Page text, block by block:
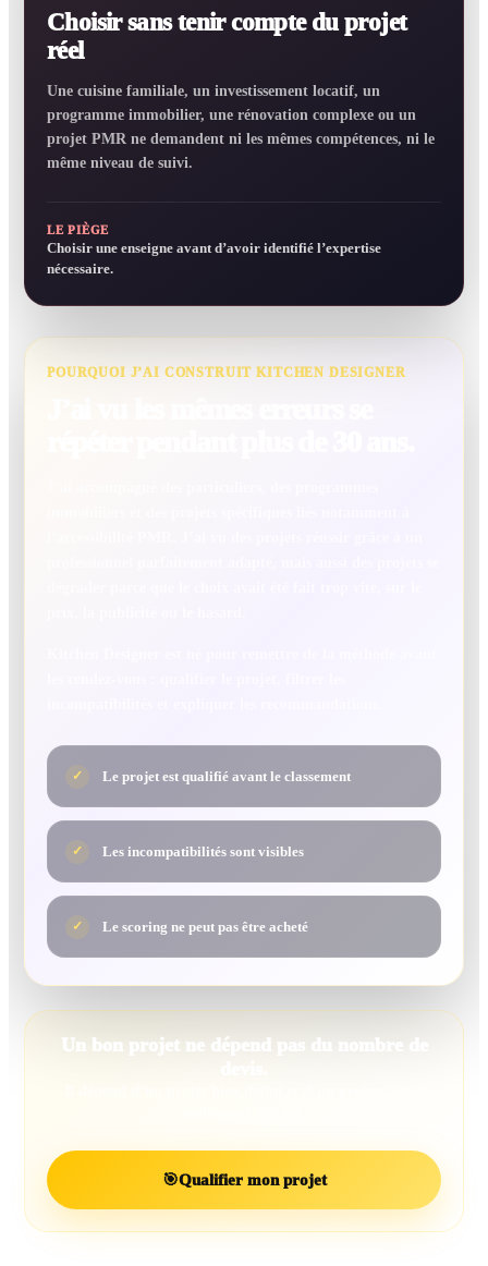
Choisir sans tenir compte du projet
réel
Une cuisine familiale, un investissement locatif, un
programme immobilier, une rénovation complexe ou un
projet PMR ne demandent ni les mêmes compétences, ni le
même niveau de suivi.
LE PIÈGE
Choisir une enseigne avant d’avoir identifié l’expertise
nécessaire.
POURQUOI J’AI CONSTRUIT KITCHEN DESIGNER
✓ Le projet est qualifié avant le classement
✓ Les incompatibilités sont visibles
✓ Le scoring ne peut pas être acheté
Un bon projet ne dépend pas du nombre de
🎯Qualifier mon projet